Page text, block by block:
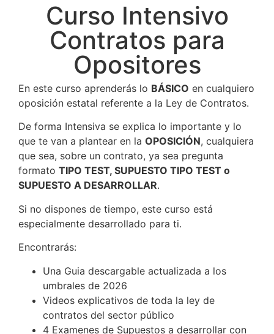
Curso Intensivo
Contratos para
Opositores
En este curso aprenderás lo BÁSICO en cualquiero
oposición estatal referente a la Ley de Contratos.
De forma Intensiva se explica lo importante y lo
que te van a plantear en la OPOSICIÓN, cualquiera
que sea, sobre un contrato, ya sea pregunta
formato TIPO TEST, SUPUESTO TIPO TEST o
SUPUESTO A DESARROLLAR.
Si no dispones de tiempo, este curso está
especialmente desarrollado para ti.
Encontrarás:
Una Guia descargable actualizada a los
umbrales de 2026
Videos explicativos de toda la ley de
contratos del sector público
4 Examenes de Supuestos a desarrollar con